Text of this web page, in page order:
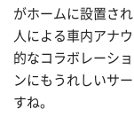
がホームに設置さ
人による車内アナ
的なコラボレーシ
ンにもうれしいサ
すね。